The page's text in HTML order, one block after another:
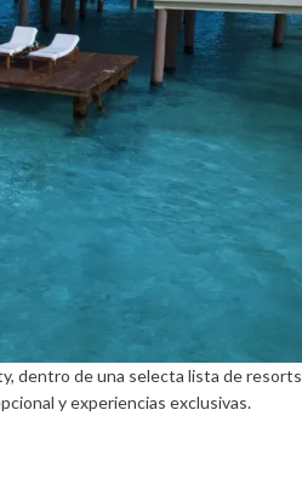
dentro de una selecta lista de resorts
y experiencias exclusivas.